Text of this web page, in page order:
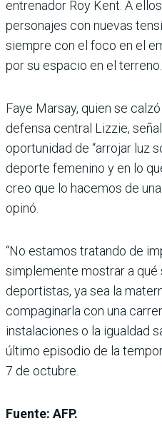
entrenador Roy Kent. A
personajes con nuevas
siempre con el foco en el
por su espacio en el terreno.
Faye Marsay, quien se
defensa central Lizzie,
oportunidad de “arrojar luz
deporte femenino y en lo
creo que lo hacemos de
opinó.
“No estamos tratando de
simplemente mostrar a qué
deportistas, ya sea la
compaginarla con una
instalaciones o la igualdad
último episodio de la
7 de octubre.
Fuente: AFP.